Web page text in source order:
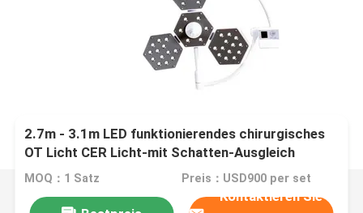
2.7m - 3.1m LED funktionierendes chirurgisches
OT Licht CER Licht-mit Schatten-Ausgleich
MOQ：1 Satz Preis：USD900 per set
Kontaktieren Sie